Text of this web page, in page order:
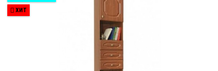
ХИТ